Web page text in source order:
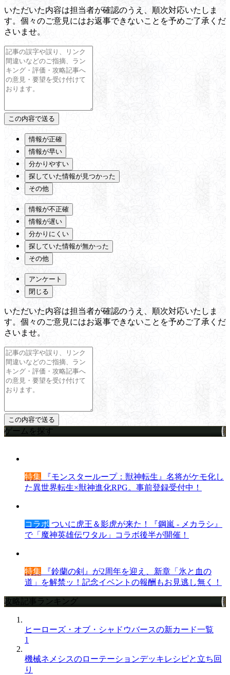
いただいた内容は担当者が確認のうえ、順次対応いたしま
す。個々のご意見にはお返事できないことを予めご了承くだ
さいませ。
情報が正確
情報が早い
分かりやすい
探していた情報が見つかった
その他
情報が不正確
情報が遅い
分かりにくい
探していた情報が無かった
その他
アンケート
閉じる
いただいた内容は担当者が確認のうえ、順次対応いたしま
す。個々のご意見にはお返事できないことを予めご了承くだ
さいませ。
ゲームを探す
特集 『モンスターループ：獣神転生』名将がケモ化し
た異世界転生×獣神進化RPG。事前登録受付中！
コラボ ついに虎王＆影虎が来た！『鋼嵐 - メカラシ』
で「魔神英雄伝ワタル」コラボ後半が開催！
特集 『鈴蘭の剣』が2周年を迎え、新章「氷と血の
道」を解禁ッ！記念イベントの報酬もお見逃し無く！
攻略記事ランキング
ヒーローズ・オブ・シャドウバースの新カード一覧
1
機械ネメシスのローテーションデッキレシピと立ち回
り